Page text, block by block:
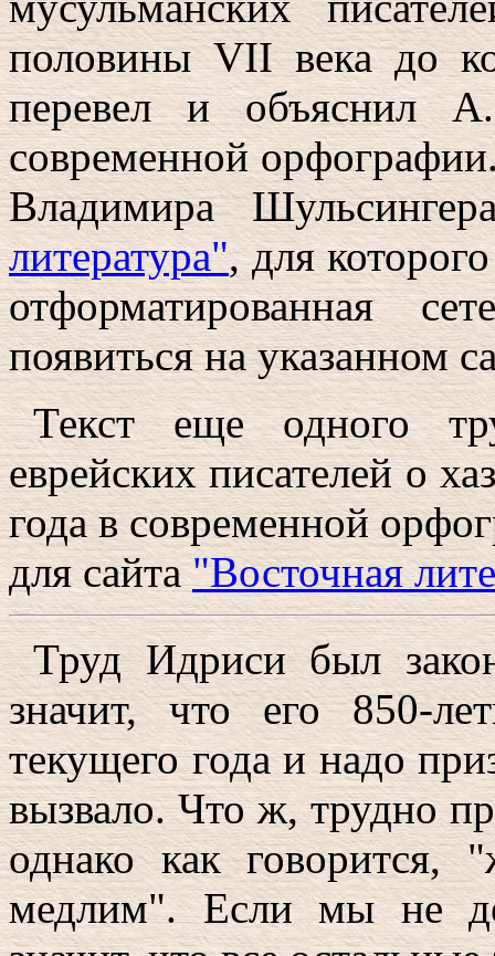
половины VII века до
перевел и объяснил
современной
Владимира
литература", для
отформатированная
появиться на указанном
Текст еще одного
еврейских писателей о
года в современной
для сайта"Восточная
Труд Идриси был
значит, что его 850-
текущего года и надо
вызвало. Что ж, трудно
однако как
медлим". Если мы не